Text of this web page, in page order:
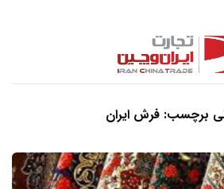
برچسب:فرش ایران